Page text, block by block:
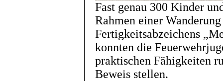
Fast genau 300 Kinder
Rahmen einer
Fertigkeitsabzeichens
konnten die
praktischen Fähigkeiten
Beweis stellen.